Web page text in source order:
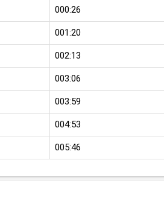
000:26
001:20
002:13
003:06
003:59
004:53
005:46